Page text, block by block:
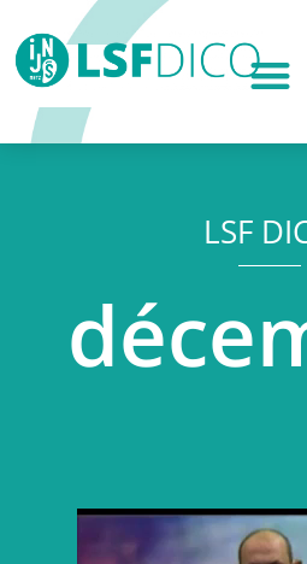
LSF
vidéo